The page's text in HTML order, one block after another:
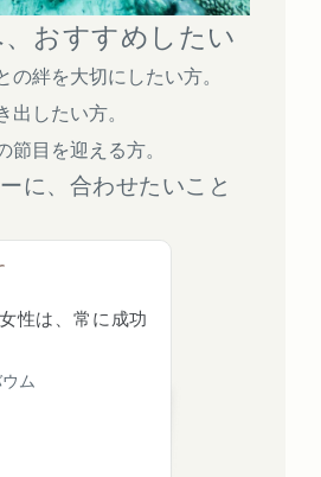
おすすめしたい
の絆を大切にしたい方。
出したい方。
節目を迎える方。
に、合わせたいこと
性は、常に成功
ム